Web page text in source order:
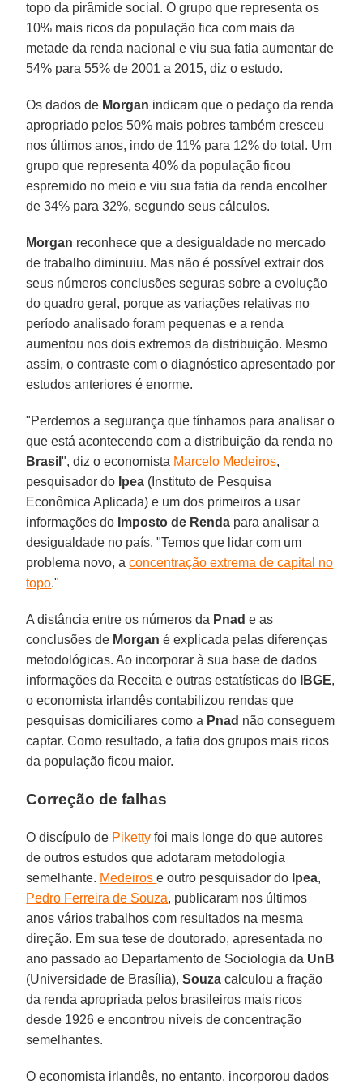
topo da pirâmide social. O grupo que representa os
10% mais ricos da população fica com mais da
metade da renda nacional e viu sua fatia aumentar de
54% para 55% de 2001 a 2015, diz o estudo.
Os dados de Morgan indicam que o pedaço da renda
apropriado pelos 50% mais pobres também cresceu
nos últimos anos, indo de 11% para 12% do total. Um
grupo que representa 40% da população ficou
espremido no meio e viu sua fatia da renda encolher
de 34% para 32%, segundo seus cálculos.
Morgan reconhece que a desigualdade no mercado
de trabalho diminuiu. Mas não é possível extrair dos
seus números conclusões seguras sobre a evolução
do quadro geral, porque as variações relativas no
período analisado foram pequenas e a renda
aumentou nos dois extremos da distribuição. Mesmo
assim, o contraste com o diagnóstico apresentado por
estudos anteriores é enorme.
"Perdemos a segurança que tínhamos para analisar o
que está acontecendo com a distribuição da renda no
Brasil", diz o economista Marcelo Medeiros,
pesquisador do Ipea (Instituto de Pesquisa
Econômica Aplicada) e um dos primeiros a usar
informações do Imposto de Renda para analisar a
desigualdade no país. "Temos que lidar com um
problema novo, aconcentração extrema de capital no
topo."
A distância entre os números da Pnad e as
conclusões de Morgan é explicada pelas diferenças
metodológicas. Ao incorporar à sua base de dados
informações da Receita e outras estatísticas do
IBGE,
o economista irlandês contabilizou rendas que
pesquisas domiciliares como a Pnad não conseguem
captar. Como resultado, a fatia dos grupos mais ricos
da população ficou maior.
Correção de falhas
O discípulo de Piketty foi mais longe do que autores
de outros estudos que adotaram metodologia
semelhante. Medeirose outro pesquisador do Ipea,
Pedro Ferreira de Souza, publicaram nos últimos
anos vários trabalhos com resultados na mesma
direção. Em sua tese de doutorado, apresentada no
ano passado ao Departamento de Sociologia da UnB
(Universidade de Brasília),Souza calculou a fração
da renda apropriada pelos brasileiros mais ricos
desde 1926 e encontrou níveis de concentração
semelhantes.
O economista irlandês, no entanto, incorporou dados